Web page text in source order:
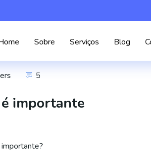
Sobre Serviços Blog
5
importante